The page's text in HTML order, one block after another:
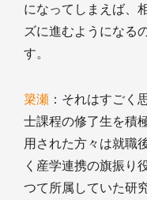
になってしまえば、
ズに進むようになる
す。
簗瀬 ：それはすごく
士課程の修了生を積
用された方々は就職
く産学連携の旗振り
つて所属していた研